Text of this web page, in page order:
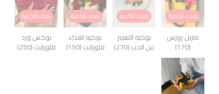
نفدت الكمية
ماربل روزس
(170)
نفدت الكمية
بوكيه التعبير
عن الحب (270)
نفدت الكمية
بوكيه اهداء
فلورايت (150)
نفدت الكمية
بوكس ورد
فلورايت (250)